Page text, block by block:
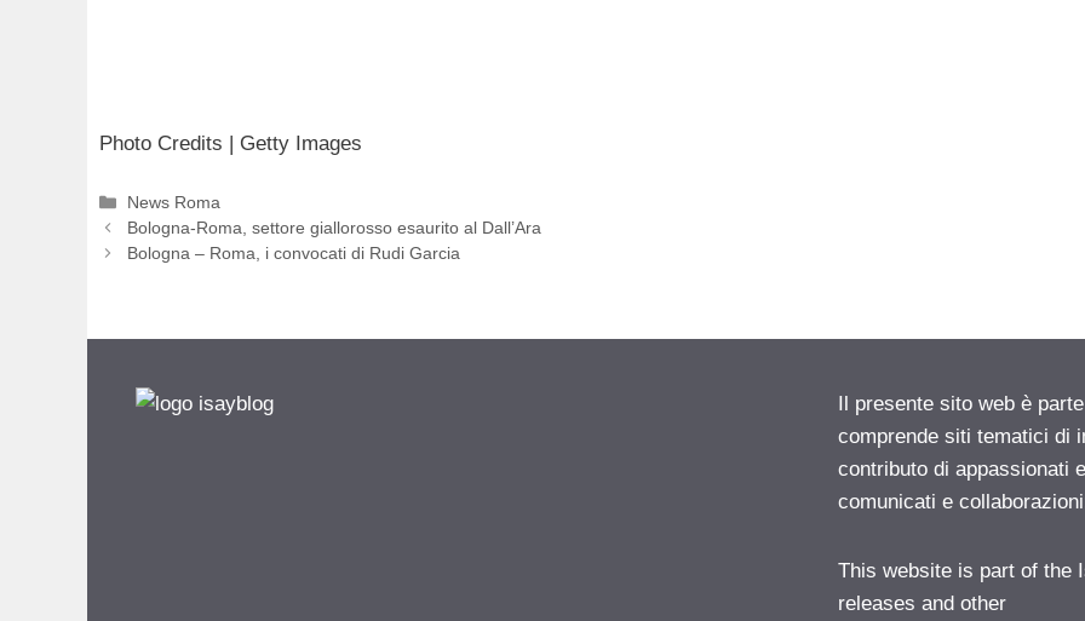
Photo Credits | Getty Images
Categorie
News Roma
Bologna-Roma, settore giallorosso esaurito al Dall’Ara
Bologna – Roma, i convocati di Rudi Garcia
Il presente sito web è
comprende siti tematici di
contributo di appassionati
comunicati e
This website is part of the
releases and other